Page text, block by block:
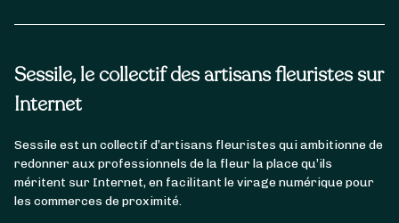
Sessile, le collectif des artisans fleuristes sur
Internet
Sessile est un collectif d’artisans fleuristes qui ambitionne de
redonner aux professionnels de la fleur la place qu’ils
méritent sur Internet, en facilitant le virage numérique pour
les commerces de proximité.